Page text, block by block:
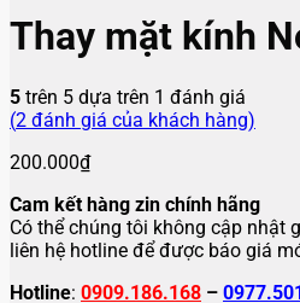
Thay mặt kính
5 trên 5 dựa trên 1 đánh giá
(2 đánh giá của khách hàng)
200.000₫
Cam kết hàng zin chính hãng
Có thể chúng tôi không cập nhật
liên hệ hotline để được báo giá
Hotline: 0909.186.168 –